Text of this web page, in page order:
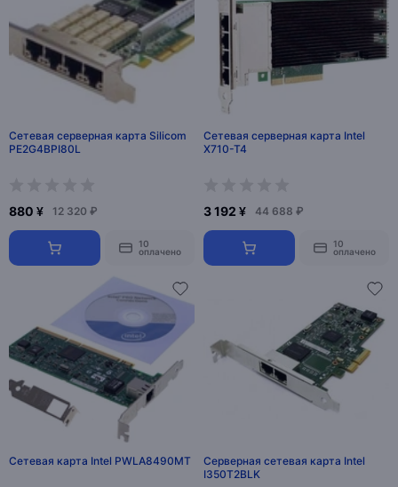
Сетевая серверная карта Silicom
PE2G4BPI80L
880 ¥ 12 320 ₽
10
оплачено
Сетевая серверная карта Intel
X710-T4
3 192 ¥ 44 688 ₽
10
оплачено
Сетевая карта Intel PWLA8490MT
Серверная сетевая карта Intel
I350T2BLK